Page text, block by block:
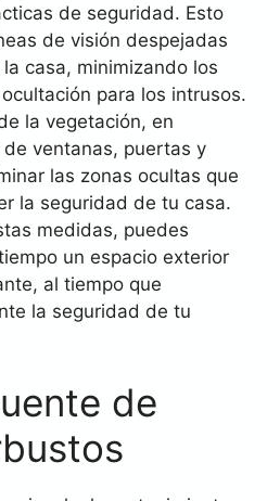
de seguridad. Esto
de visión despejadas
casa, minimizando los
para los intrusos.
la vegetación, en
ventanas, puertas y
las zonas ocultas que
la seguridad de tu casa.
medidas, puedes
un espacio exterior
al tiempo que
la seguridad de tu
de